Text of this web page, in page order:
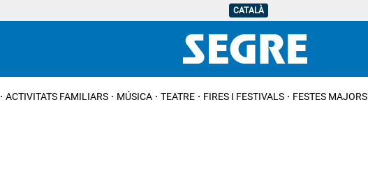
CATALÀ
ACTIVITATS FAMILIARS MÚSICA TEATRE FIRES I FESTIVALS FESTES MAJORS